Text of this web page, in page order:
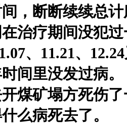
，断断续续总
治疗期间没犯
、11.21、
间里没发过病。
煤矿塌方死伤
么病死去了。